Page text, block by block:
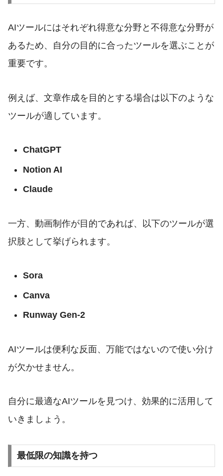
AIツールにはそれぞれ得意な分野と不得意な分野が
あるため、自分の目的に合ったツールを選ぶことが
重要です。
例えば、文章作成を目的とする場合は以下のような
ツールが適しています。
ChatGPT
Notion AI
Claude
一方、動画制作が目的であれば、以下のツールが選
択肢として挙げられます。
Sora
Canva
Runway Gen-2
AIツールは便利な反面、万能ではないので使い分け
が欠かせません。
自分に最適なAIツールを見つけ、効果的に活用して
いきましょう。
最低限の知識を持つ